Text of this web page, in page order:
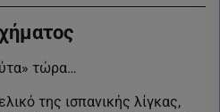
τώρα…
της ισπανικής λίγκας,